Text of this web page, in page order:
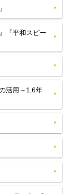
『平和スピー
活用～1,6年